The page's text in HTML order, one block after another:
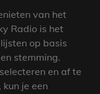
van het
Radio is het
op basis
stemming.
en af te
je een